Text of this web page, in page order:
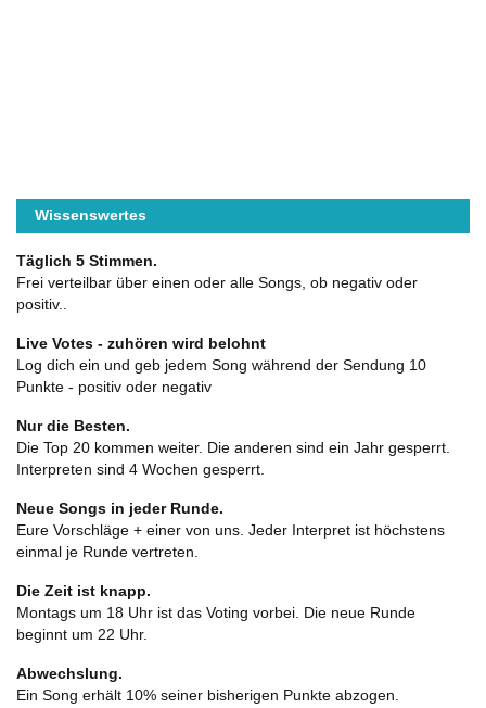
Wissenswertes
Täglich 5 Stimmen.
Frei verteilbar über einen oder alle Songs, ob negativ oder
positiv..
Live Votes - zuhören wird belohnt
Log dich ein und geb jedem Song während der Sendung 10
Punkte - positiv oder negativ
Nur die Besten.
Die Top 20 kommen weiter. Die anderen sind ein Jahr gesperrt.
Interpreten sind 4 Wochen gesperrt.
Neue Songs in jeder Runde.
Eure Vorschläge + einer von uns. Jeder Interpret ist höchstens
einmal je Runde vertreten.
Die Zeit ist knapp.
Montags um 18 Uhr ist das Voting vorbei. Die neue Runde
beginnt um 22 Uhr.
Abwechslung.
Ein Song erhält 10% seiner bisherigen Punkte abzogen.